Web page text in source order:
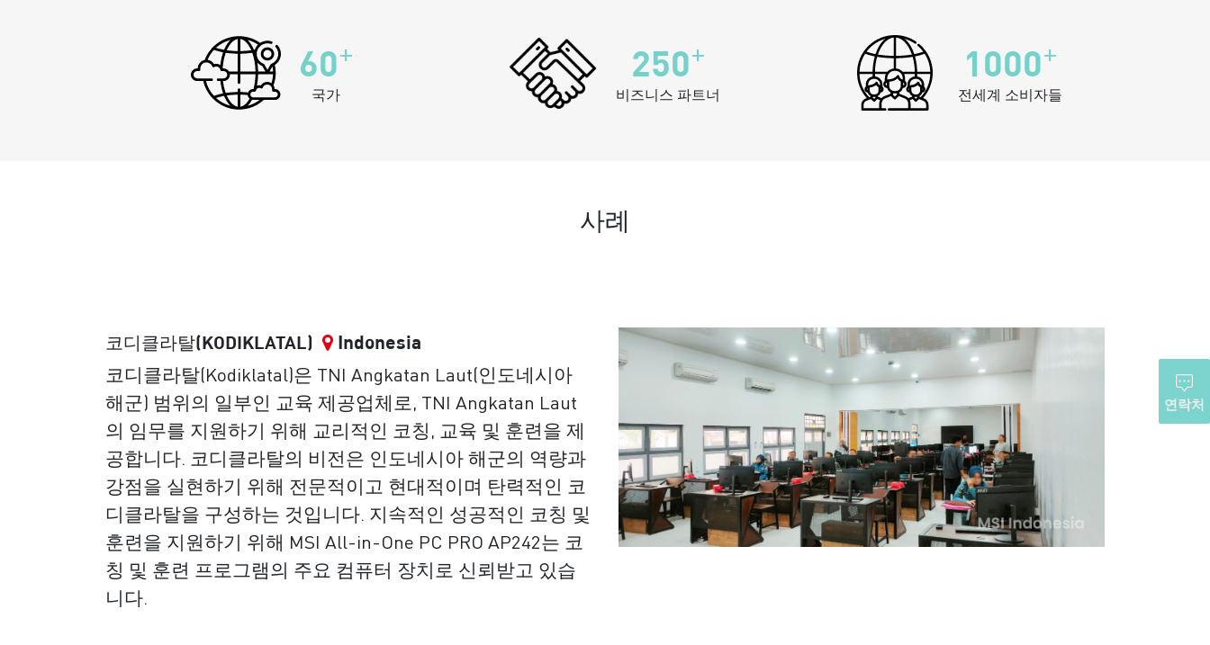
연락처
60+
국가
250+
비즈니스 파트너
1000+
전세계 소비자들
사례
코디클라탈(KODIKLATAL)
Indonesia
코디클라탈(Kodiklatal)은 TNI Angkatan Laut(인도네시아
해군) 범위의 일부인 교육 제공업체로, TNI Angkatan Laut
의 임무를 지원하기 위해 교리적인 코칭, 교육 및 훈련을 제
공합니다. 코디클라탈의 비전은 인도네시아 해군의 역량과
강점을 실현하기 위해 전문적이고 현대적이며 탄력적인 코
디클라탈을 구성하는 것입니다. 지속적인 성공적인 코칭 및
훈련을 지원하기 위해 MSI All-in-One PC PRO AP242는 코
칭 및 훈련 프로그램의 주요 컴퓨터 장치로 신뢰받고 있습
니다.